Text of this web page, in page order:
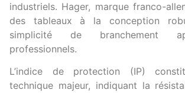
industriels. Hager, marque franco-
des tableaux à la conception
simplicité de branchement
professionnels.
L’indice de protection (IP)
technique majeur, indiquant la